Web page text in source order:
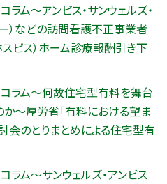
ム～アンビス・サンウェルズ・
ー）などの訪問看護不正事業者
ピス）ホーム診療報酬引き下
ム～何故住宅型有料を舞台
～厚労省「有料における望ま
会のとりまとめによる住宅型有
ム～サンウェルズ・アンビス